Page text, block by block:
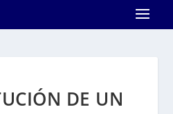
DE UN